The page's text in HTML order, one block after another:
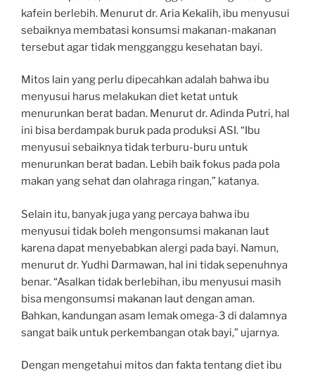
kafein berlebih. Menurut dr. Aria Kekalih, ibu menyusui
sebaiknya membatasi konsumsi makanan-makanan
tersebut agar tidak mengganggu kesehatan bayi.
Mitos lain yang perlu dipecahkan adalah bahwa ibu
menyusui harus melakukan diet ketat untuk
menurunkan berat badan. Menurut dr. Adinda Putri, hal
ini bisa berdampak buruk pada produksi ASI. “Ibu
menyusui sebaiknya tidak terburu-buru untuk
menurunkan berat badan. Lebih baik fokus pada pola
makan yang sehat dan olahraga ringan,” katanya.
Selain itu, banyak juga yang percaya bahwa ibu
menyusui tidak boleh mengonsumsi makanan laut
karena dapat menyebabkan alergi pada bayi. Namun,
menurut dr. Yudhi Darmawan, hal ini tidak sepenuhnya
benar. “Asalkan tidak berlebihan, ibu menyusui masih
bisa mengonsumsi makanan laut dengan aman.
Bahkan, kandungan asam lemak omega-3 di dalamnya
sangat baik untuk perkembangan otak bayi,” ujarnya.
Dengan mengetahui mitos dan fakta tentang diet ibu